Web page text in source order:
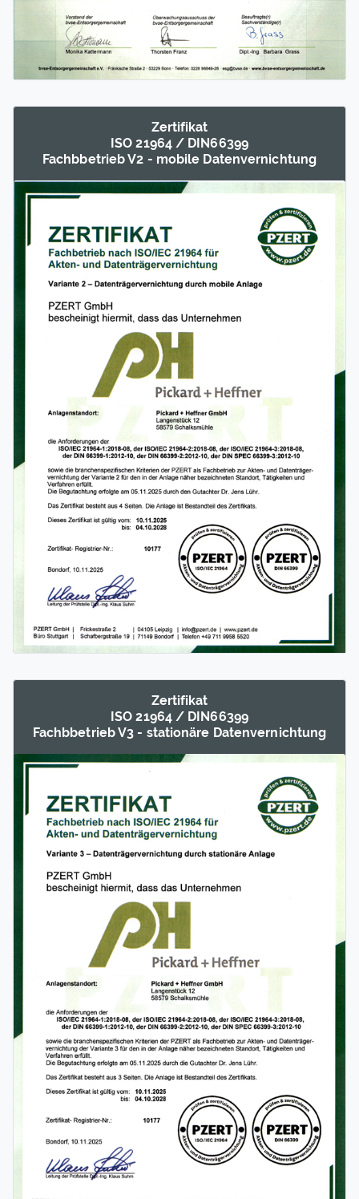
Zertifikat
ISO 21964 / DIN66399
Fachb­betrieb V2 - mobile Daten­vernich­tung
Zertifikat
ISO 21964 / DIN66399
Fachb­betrieb V3 - statio­näre Daten­vernichtung